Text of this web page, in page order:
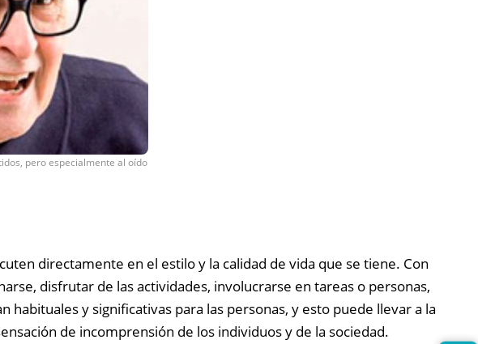
pero especialmente al oído
directamente en el estilo y la calidad de vida que se tiene. Con
disfrutar de las actividades, involucrarse en tareas o personas,
y significativas para las personas, y esto puede llevar a la
de incomprensión de los individuos y de la sociedad.